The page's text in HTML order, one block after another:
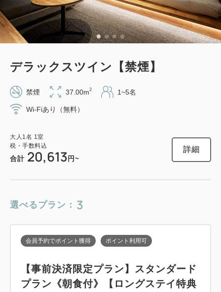
大人1名1室
税・手数料込
合計 15,666円
残り 3 室 詳細 今すぐ予約
大人1名1室
税・手数料込
合計 16,150円
スタンダードプラン 《 素泊り 》 【ロ
素泊まり
デラックスツイン【禁煙】
禁煙 37.00m2 1~5名
Wi-Fiあり（無料）
大人 1名 1室
税・手数料込
合計 20,613 円~
詳細
選べるプラン： 3
会員予約でポイント獲得 ポイント利用可
【事前決済限定プラン】スタンダード
プラン《朝食付》【ロングステイ特典